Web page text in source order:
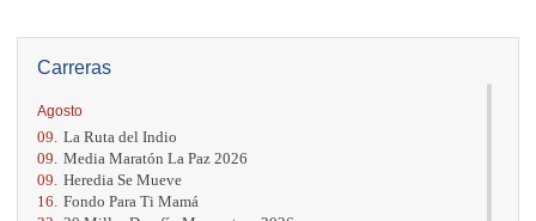
Carreras
Agosto
09. La Ruta del Indio
09. Media Maratón La Paz 2026
09. Heredia Se Mueve
16. Fondo Para Ti Mamá